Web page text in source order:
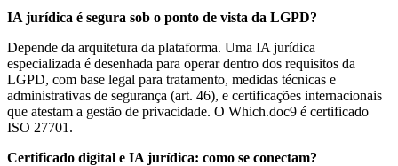
IA jurídica é segura sob o ponto de vista da LGPD?
Depende da arquitetura da plataforma. Uma IA jurídica
especializada é desenhada para operar dentro dos requisitos da
LGPD, com base legal para tratamento, medidas técnicas e
administrativas de segurança (art. 46), e certificações internacionais
que atestam a gestão de privacidade. O Which.doc9 é certificado
ISO 27701.
Certificado digital e IA jurídica: como se conectam?